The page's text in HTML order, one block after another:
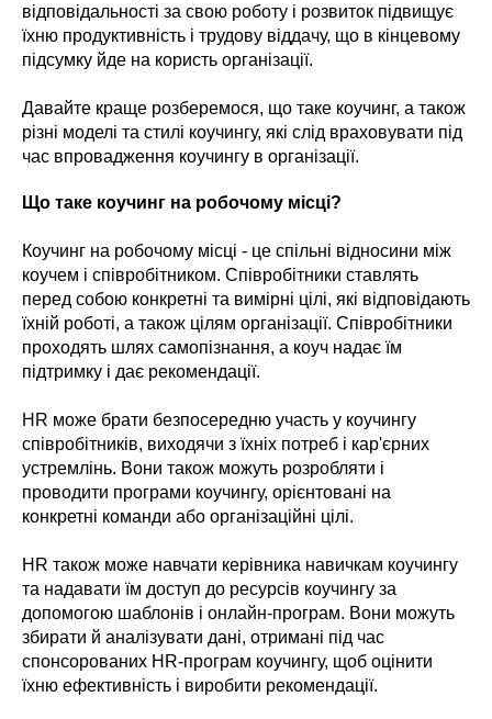
відповідальності за свою роботу і розвиток підвищує
їхню продуктивність і трудову віддачу, що в кінцевому
підсумку йде на користь організації.
Давайте краще розберемося, що таке коучинг, а також
різні моделі та стилі коучингу, які слід враховувати під
час впровадження коучингу в організації.
Що таке коучинг на робочому місці?
Коучинг на робочому місці - це спільні відносини між
коучем і співробітником. Співробітники ставлять
перед собою конкретні та вимірні цілі, які відповідають
їхній роботі, а також цілям організації. Співробітники
проходять шлях самопізнання, а коуч надає їм
підтримку і дає рекомендації.
HR може брати безпосередню участь у коучингу
співробітників, виходячи з їхніх потреб і кар'єрних
устремлінь. Вони також можуть розробляти і
проводити програми коучингу, орієнтовані на
конкретні команди або організаційні цілі.
HR також може навчати керівника навичкам коучингу
та надавати їм доступ до ресурсів коучингу за
допомогою шаблонів і онлайн-програм. Вони можуть
збирати й аналізувати дані, отримані під час
спонсорованих HR-програм коучингу, щоб оцінити
їхню ефективність і виробити рекомендації.